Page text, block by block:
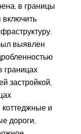
в границы
включить
выявлен
границах
застройкой,
и
дороги,